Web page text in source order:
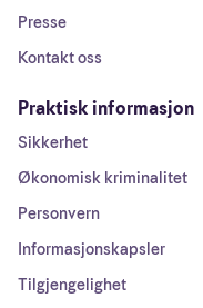
Presse
Kontakt oss
Praktisk informasjon
Sikkerhet
Økonomisk kriminalitet
Personvern
Informasjonskapsler
Tilgjengelighet